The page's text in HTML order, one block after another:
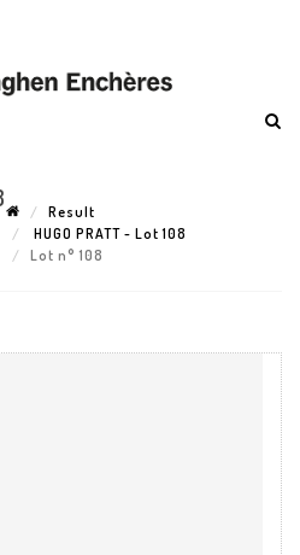
Result
HUGO PRATT - Lot 108
Lot n° 108